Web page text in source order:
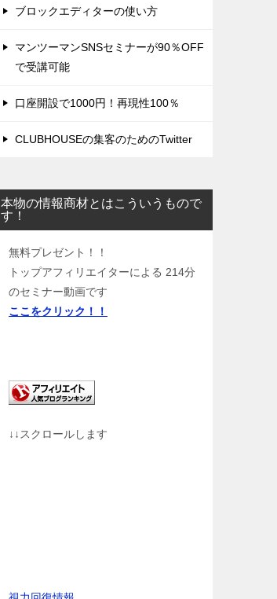
ブロックエディターの使い方
マンツーマンSNSセミナーが90％OFF
で受講可能
口座開設で1000円！再現性100％
CLUBHOUSEの集客のためのTwitter
本物の情報商材とはこういうもので
す！
無料プレゼント！！
トップアフィリエイターによる 214分
のセミナー動画です
ここをクリック！！
↓↓スクロールします